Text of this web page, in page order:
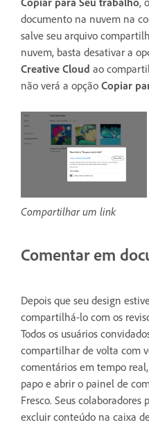
documento na nuvem na
salve seu arquivo
nuvem, basta desativar a
Creative Cloud ao
não verá a opção Copiar
Compartilhar um link
Comentar em
Depois que seu design
compartilhá-lo com os
Todos os usuários
compartilhar de volta com
comentários em tempo
papo e abrir o painel de
Fresco. Seus
excluir conteúdo na caixa